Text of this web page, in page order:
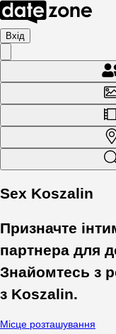
Вхід
Sex Koszalin
Призначте
партнера для
Знайомтесь з
з Koszalin.
Місце розташування